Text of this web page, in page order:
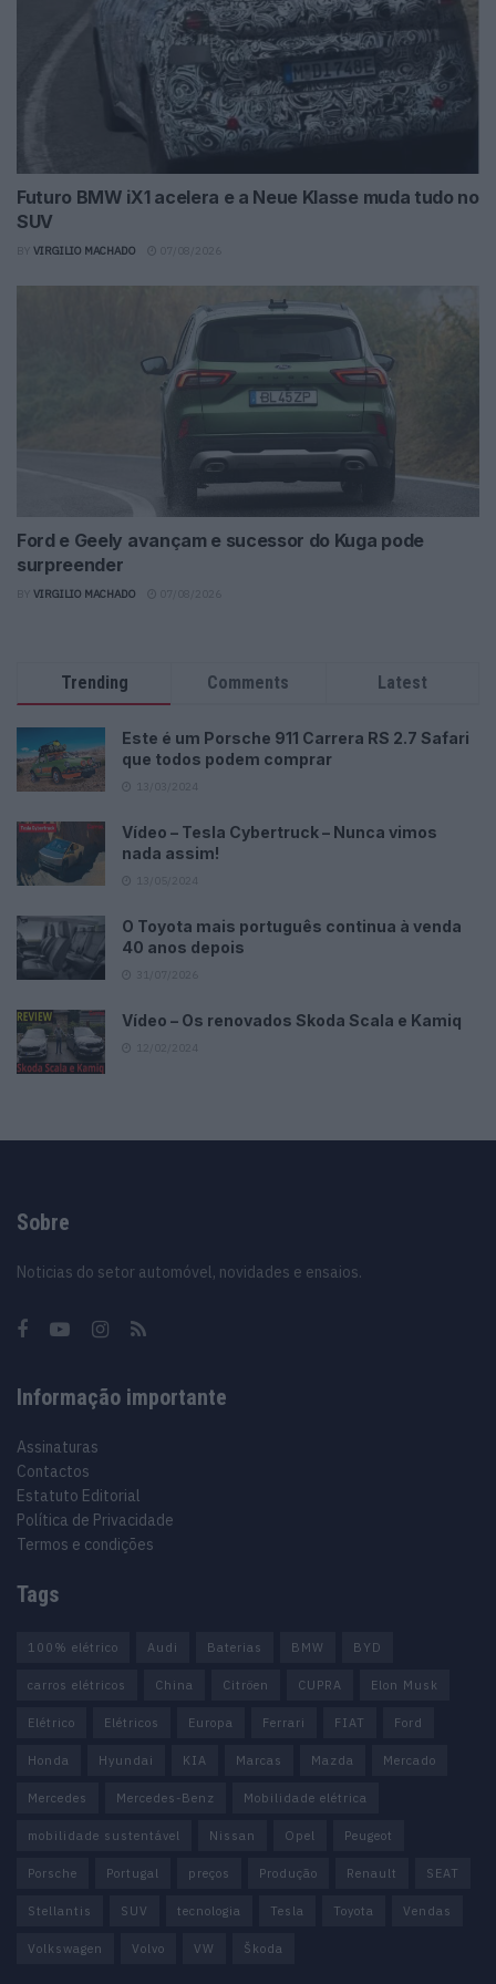
Futuro BMW iX1 acelera e a Neue Klasse muda tudo no
SUV
VIRGILIO MACHADO
Ford e Geely avançam e sucessor do Kuga pode
surpreender
VIRGILIO MACHADO
Trending Comments Latest
Este é um Porsche 911 Carrera RS 2.7 Safari
que todos podem comprar
Vídeo – Tesla Cybertruck – Nunca vimos
nada assim!
O Toyota mais português continua à venda
40 anos depois
Vídeo – Os renovados Skoda Scala e Kamiq
Sobre
Noticias do setor automóvel, novidades e ensaios.
Informação importante
Assinaturas
Contactos
Estatuto Editorial
Política de Privacidade
Termos e condições
Tags
100% elétrico Audi Baterias BMW BYD
carros elétricos China Citröen CUPRA Elon Musk
Elétrico Elétricos Europa Ferrari FIAT Ford
Honda Hyundai KIA Marcas Mazda Mercado
Mercedes Mercedes-Benz Mobilidade elétrica
mobilidade sustentável Nissan Opel Peugeot
Porsche Portugal preços Produção Renault SEAT
Stellantis SUV tecnologia Tesla Toyota Vendas
Volkswagen Volvo VW Škoda